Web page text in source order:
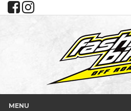
MENU